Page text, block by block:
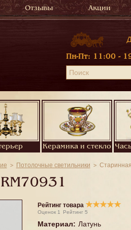
Отзывы Акции
Пн-Пт: 11:00 -
Керамика и стекло
Потолочные светильники
RM70931
Рейтинг товара ★★★★★
Оценок 1 Рейтинг 5
Материал: Латунь